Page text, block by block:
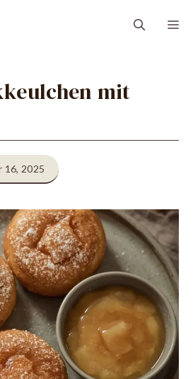
mit
16, 2025